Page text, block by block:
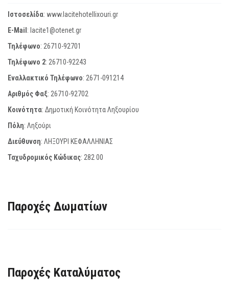
Ιστοσελίδα: www.lacitehotellixouri.gr
E-Mail: lacite1@otenet.gr
Τηλέφωνο: 26710-92701
Τηλέφωνο 2: 26710-92243
Εναλλακτικό Τηλέφωνο: 2671-091214
Αριθμός Φαξ: 26710-92702
Κοινότητα: Δημοτική Κοινότητα Ληξουρίου
Πόλη: Ληξούρι
Διεύθυνση: ΛΗΞΟΥΡΙ ΚΕΦΑΛΛΗΝΙΑΣ
Ταχυδρομικός Κώδικας: 282 00
Παροχές Δωματίων
Παροχές Καταλύματος